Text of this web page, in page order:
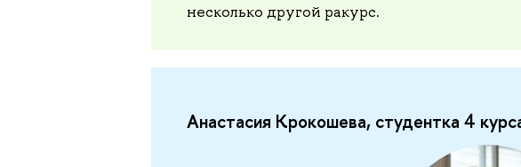
несколько другой ракурс.
Анастасия Крокошева, студентка 4